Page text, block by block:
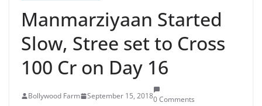
Manmarziyaan Started
Slow, Stree set to Cross
100 Cr on Day 16
Bollywood Farm September 15, 20180 Comments